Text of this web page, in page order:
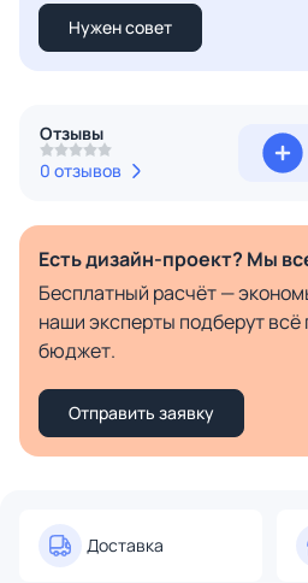
Нужен совет
Отзывы
0 отзывов
Есть дизайн-проект? Мы
Бесплатный расчёт —
наши эксперты подберут всё
бюджет.
Отправить заявку
Доставка